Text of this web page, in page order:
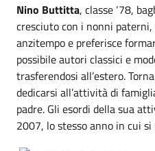
Nino Buttitta, classe ‘78,
cresciuto con i nonni
anzitempo e preferisce
possibile autori classici e
trasferendosi all’estero.
dedicarsi all’attività di
padre. Gli esordi della sua
2007, lo stesso anno in cui si